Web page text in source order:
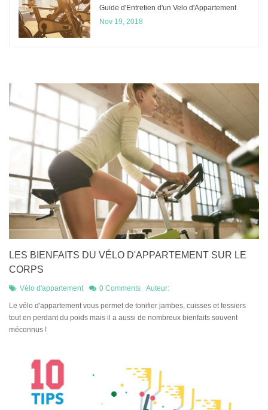
Guide d'Entretien d'un Velo d'Appartement
Nov 19, 2018
LES BIENFAITS DU VÉLO D'APPARTEMENT SUR LE
CORPS
Vélo d'appartement 0 Comments Auteur:
Le vélo d'appartement vous permet de tonifier jambes, cuisses et fessiers
tout en perdant du poids mais il a aussi de nombreux bienfaits souvent
méconnus !